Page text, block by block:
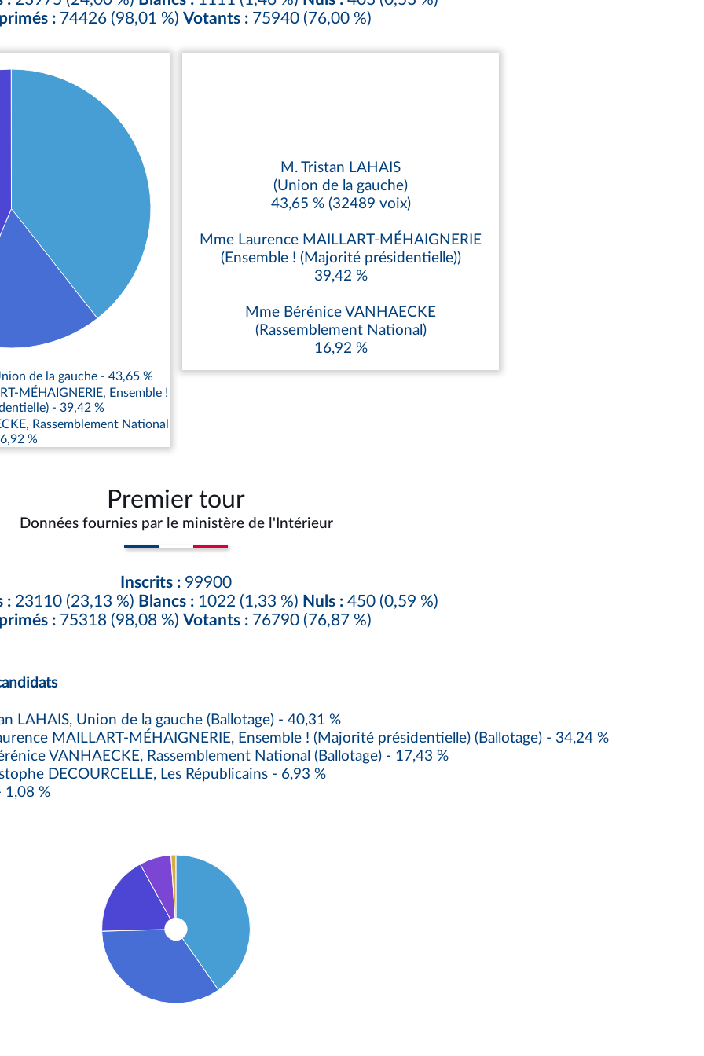
: 74426 (98,01 %) Votants : 75940 (76,00 %)
de la gauche - 43,65 %
MÉHAIGNERIE, Ensemble !
- 39,42 %
Rassemblement National
%
M. Tristan LAHAIS
(Union de la gauche)
43,65 % (32489 voix)
Mme Laurence MAILLART-MÉHAIGNERIE
(Ensemble ! (Majorité présidentielle))
39,42 %
Mme Bérénice VANHAECKE
(Rassemblement National)
16,92 %
Premier tour
Données fournies par le ministère de l'Intérieur
Inscrits : 99900
: 23110 (23,13 %) Blancs : 1022 (1,33 %) Nuls : 450 (0,59 %)
: 75318 (98,08 %) Votants : 76790 (76,87 %)
LAHAIS, Union de la gauche (Ballotage) - 40,31 %
MAILLART-MÉHAIGNERIE, Ensemble ! (Majorité présidentielle) (Ballotage) - 34,24 %
VANHAECKE, Rassemblement National (Ballotage) - 17,43 %
DECOURCELLE, Les Républicains - 6,93 %
%